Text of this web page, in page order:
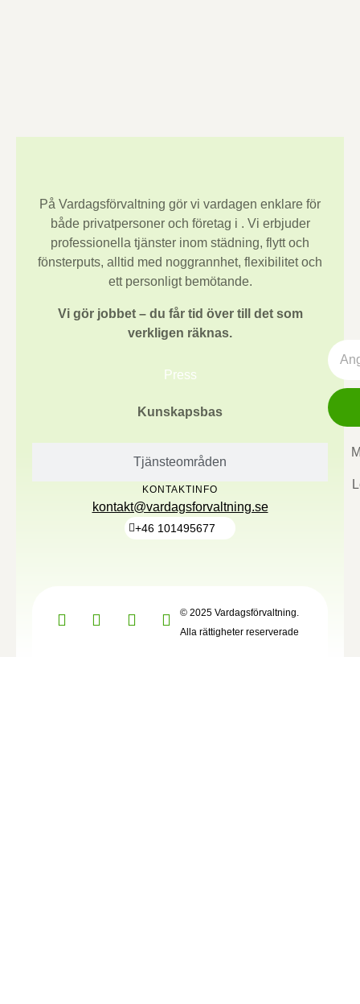
På Vardagsförvaltning gör vi vardagen enklare för
både privatpersoner och företag i . Vi erbjuder
professionella tjänster inom städning, flytt och
fönsterputs, alltid med noggrannhet, flexibilitet och
ett personligt bemötande.
Vi gör jobbet – du får tid över till det som
verkligen räknas.
Press
Tjänsteområden
Kunskapsbas
KONTAKTINFO
kontakt@vardagsforvaltning.se
+46 101495677
© 2025 Vardagsförvaltning.
Alla rättigheter reserverade